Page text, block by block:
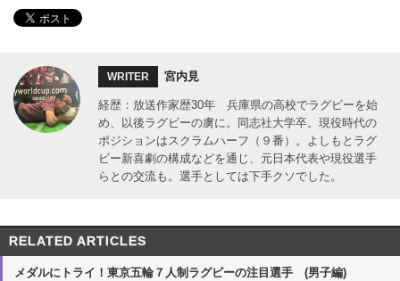
WRITER 宮内見
経歴：放送作家歴30年 兵庫県の高校でラグビーを始
め、以後ラグビーの虜に。同志社大学卒。現役時代の
ポジションはスクラムハーフ（９番）。よしもとラグ
ビー新喜劇の構成などを通じ、元日本代表や現役選手
らとの交流も。選手としては下手クソでした。
RELATED ARTICLES
メダルにトライ！東京五輪７人制ラグビーの注目選手 (男子編)